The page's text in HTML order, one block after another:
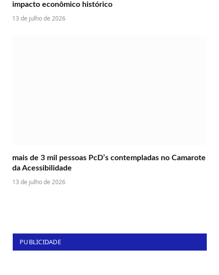
impacto econômico histórico
13 de julho de 2026
mais de 3 mil pessoas PcD’s contempladas no Camarote
da Acessibilidade
13 de julho de 2026
PUBLICIDADE